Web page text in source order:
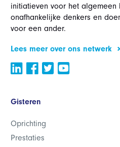
initiatieven voor het algemeen
onafhankelijke denkers en
voor een ander.
Lees meer over ons netwerk
Gisteren
Oprichting
Prestaties